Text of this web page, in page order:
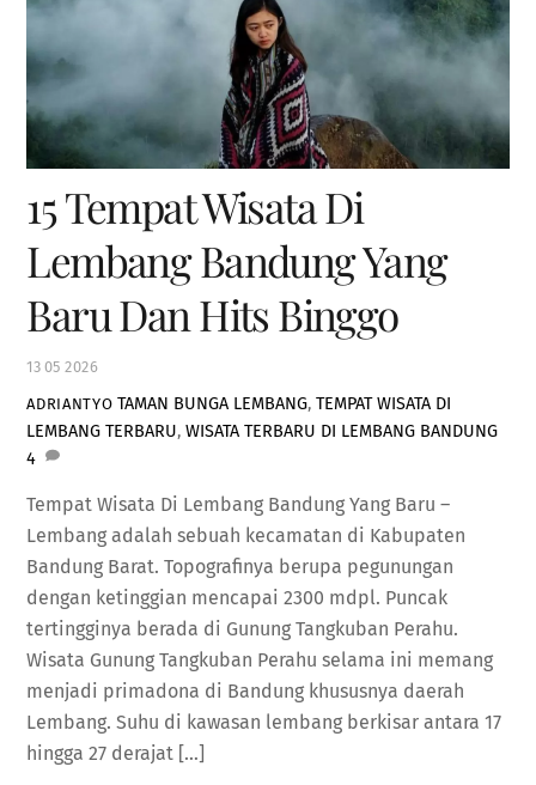
13 05 2026
15 Tempat Wisata Di
Lembang Bandung Yang
Baru Dan Hits Binggo
ADRIANTYO TAMAN BUNGA LEMBANG,TEMPAT WISATA DI
LEMBANG TERBARU,WISATA TERBARU DI LEMBANG BANDUNG
4
Tempat Wisata Di Lembang Bandung Yang Baru –
Lembang adalah sebuah kecamatan di Kabupaten
Bandung Barat. Topografinya berupa pegunungan
dengan ketinggian mencapai 2300 mdpl. Puncak
tertingginya berada di Gunung Tangkuban Perahu.
Wisata Gunung Tangkuban Perahu selama ini memang
menjadi primadona di Bandung khususnya daerah
Lembang. Suhu di kawasan lembang berkisar antara 17
hingga 27 derajat […]